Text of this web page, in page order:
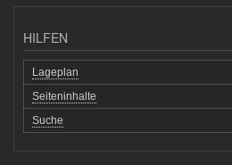
HILFEN
Lageplan
Seiteninhalte
Suche